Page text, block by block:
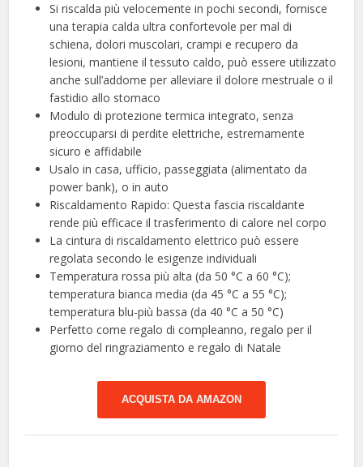
Si riscalda più velocemente in pochi secondi, fornisce
una terapia calda ultra confortevole per mal di
schiena, dolori muscolari, crampi e recupero da
lesioni, mantiene il tessuto caldo, può essere utilizzato
anche sull’addome per alleviare il dolore mestruale o il
fastidio allo stomaco
Modulo di protezione termica integrato, senza
preoccuparsi di perdite elettriche, estremamente
sicuro e affidabile
Usalo in casa, ufficio, passeggiata (alimentato da
power bank), o in auto
Riscaldamento Rapido: Questa fascia riscaldante
rende più efficace il trasferimento di calore nel corpo
La cintura di riscaldamento elettrico può essere
regolata secondo le esigenze individuali
Temperatura rossa più alta (da 50 °C a 60 °C);
temperatura bianca media (da 45 °C a 55 °C);
temperatura blu-più bassa (da 40 °C a 50 °C)
Perfetto come regalo di compleanno, regalo per il
giorno del ringraziamento e regalo di Natale
ACQUISTA DA AMAZON